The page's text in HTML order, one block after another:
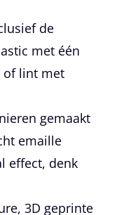
de
met één
of lint met
gemaakt
emaille
effect, denk
3D geprinte